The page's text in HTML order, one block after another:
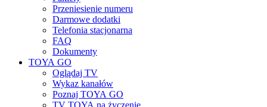
Przeniesienie numeru
Darmowe dodatki
Telefonia stacjonarna
FAQ
Dokumenty
TOYA GO
Oglądaj TV
Wykaz kanałów
Poznaj TOYA GO
TV TOYA na życzenie